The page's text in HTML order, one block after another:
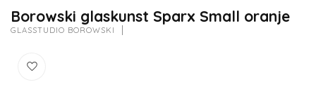
Borowski glaskunst Sparx Small oranje
GLASSTUDIO BOROWSKI